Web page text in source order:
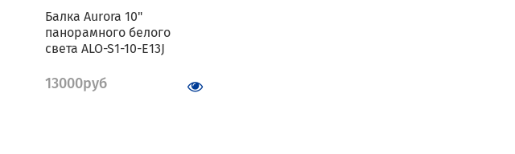
Балка Aurora 10"
панорамного белого
света ALO-S1-10-E13J
13000руб